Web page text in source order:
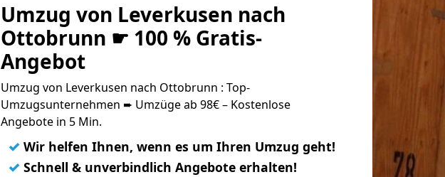
Umzug von Leverkusen nach
Ottobrunn ☛ 100 % Gratis-
Angebot
Umzug von Leverkusen nach Ottobrunn : Top-
Umzugsunternehmen ➨ Umzüge ab 98€ – Kostenlose
Angebote in 5 Min.
✓ Wir helfen Ihnen, wenn es um Ihren Umzug geht!
✓ Schnell & unverbindlich Angebote erhalten!